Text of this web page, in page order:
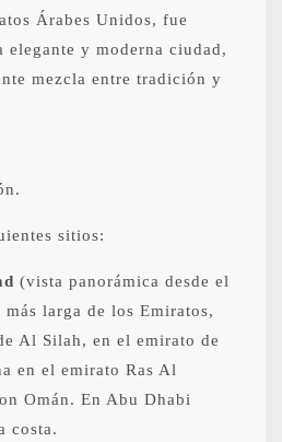
Árabes Unidos, fue
elegante y moderna ciudad,
mezcla entre tradición y
sitios:
(vista panorámica desde el
larga de los Emiratos,
Al Silah, en el emirato de
en el emirato Ras Al
Omán. En Abu Dhabi
costa.